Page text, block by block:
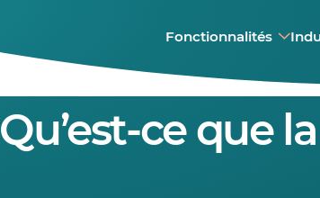
Fonctionnalités
Qu’est-ce que